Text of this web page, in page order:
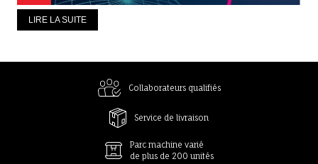
LIRE LA SUITE
Collaborateurs qualifiés
Service de livraison
Parc machine varié
de plus de 200 unités